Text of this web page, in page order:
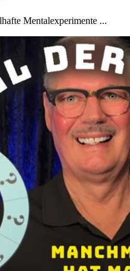
Mentalexperimente ...